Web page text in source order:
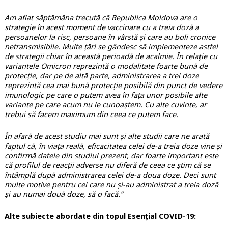
Am aflat săptămâna trecută că Republica Moldova are o
strategie în acest moment de vaccinare cu a treia doză a
persoanelor la risc, persoane în vârstă și care au boli cronice
netransmisibile. Multe țări se gândesc să implementeze astfel
de strategii chiar în această perioadă de acalmie. În relație cu
variantele Omicron reprezintă o modalitate foarte bună de
protecție, dar pe de altă parte, administrarea a trei doze
reprezintă cea mai bună protecție posibilă din punct de vedere
imunologic pe care o putem avea în fața unor posibile alte
variante pe care acum nu le cunoaștem. Cu alte cuvinte, ar
trebui să facem maximum din ceea ce putem face.
În afară de acest studiu mai sunt și alte studii care ne arată
faptul că, în viața reală, eficacitatea celei de-a treia doze vine și
confirmă datele din studiul prezent, dar foarte important este
că profilul de reacții adverse nu diferă de ceea ce știm că se
întâmplă după administrarea celei de-a doua doze. Deci sunt
multe motive pentru cei care nu și-au administrat a treia doză
și au numai două doze, să o facă.”
Alte subiecte abordate din topul Esențial COVID-19: